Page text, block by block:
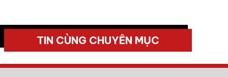
TIN CÙNG CHUYÊN MỤC